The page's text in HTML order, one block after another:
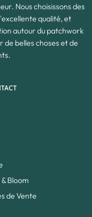
Nous choisissons des
qualité, et
autour du patchwork
belles choses et de
Bloom
de Vente